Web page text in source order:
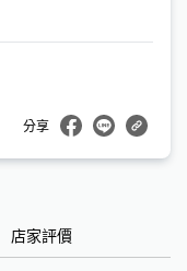
分享
店家評價